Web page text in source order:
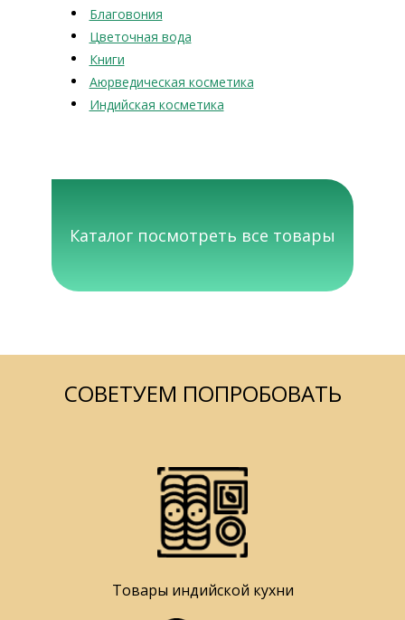
Благовония
Цветочная вода
Книги
Аюрведическая косметика
Индийская косметика
Каталог посмотреть все товары
СОВЕТУЕМ ПОПРОБОВАТЬ
Товары индийской кухни